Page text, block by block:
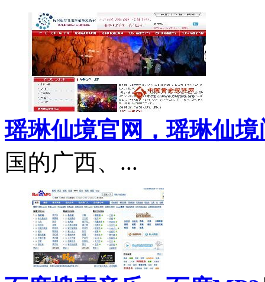
瑶琳仙境官网，瑶琳仙境
国的广西、...